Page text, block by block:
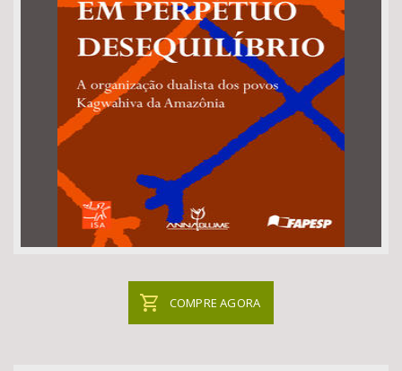
Área Protegida
BUSCAR
COMPRE AGORA